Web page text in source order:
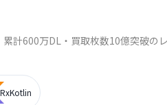
計600万DL・買取枚数10億突破の
RxKotlin